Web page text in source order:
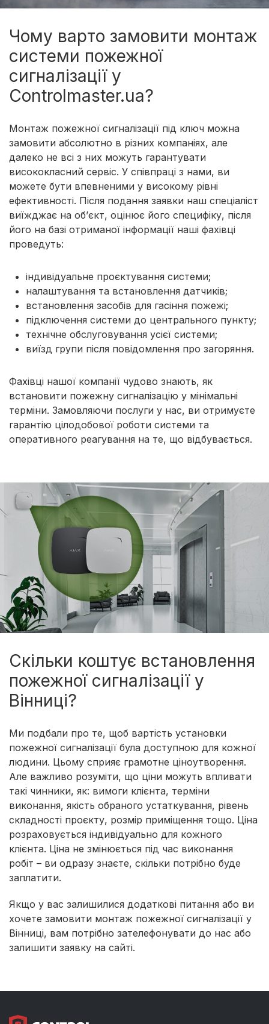
Чому варто замовити монтаж
системи пожежної
сигналізації у
Controlmaster.ua?
Монтаж пожежної сигналізації під ключ можна
замовити абсолютно в різних компаніях, але
далеко не всі з них можуть гарантувати
висококласний сервіс. У співпраці з нами, ви
можете бути впевненими у високому рівні
ефективності. Після подання заявки наш спеціаліст
виїжджає на об’єкт, оцінює його специфіку, після
його на базі отриманої інформації наші фахівці
проведуть:
індивідуальне проєктування системи;
налаштування та встановлення датчиків;
встановлення засобів для гасіння пожежі;
підключення системи до центрального пункту;
технічне обслуговування усієї системи;
виїзд групи після повідомлення про загоряння.
Фахівці нашої компанії чудово знають, як
встановити пожежну сигналізацію у мінімальні
терміни. Замовляючи послуги у нас, ви отримуєте
гарантію цілодобової роботи системи та
оперативного реагування на те, що відбувається.
Скільки коштує встановлення
пожежної сигналізації у
Вінниці?
Ми подбали про те, щоб вартість установки
пожежної сигналізації була доступною для кожної
людини. Цьому сприяє грамотне ціноутворення.
Але важливо розуміти, що ціни можуть впливати
такі чинники, як: вимоги клієнта, терміни
виконання, якість обраного устаткування, рівень
складності проєкту, розмір приміщення тощо. Ціна
розраховується індивідуально для кожного
клієнта. Ціна не змінюється під час виконання
робіт – ви одразу знаєте, скільки потрібно буде
заплатити.
Якщо у вас залишилися додаткові питання або ви
хочете замовити монтаж пожежної сигналізації у
Вінниці, вам потрібно зателефонувати до нас або
залишити заявку на сайті.